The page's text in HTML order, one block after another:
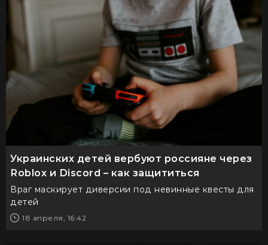
Украинских детей вербуют россияне через
Roblox и Discord – как защититься
Враг маскирует диверсии под невинные квесты для
детей
18 апреля, 16:42